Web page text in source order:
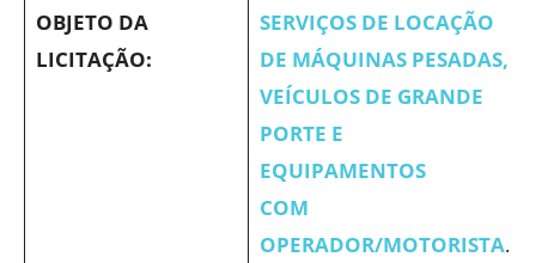
OBJETO DA
LICITAÇÃO:
SERVIÇOS DE LOCAÇÃO
DE MÁQUINAS PESADAS,
VEÍCULOS DE GRANDE
PORTE E
EQUIPAMENTOS
COM
OPERADOR/MOTORISTA.